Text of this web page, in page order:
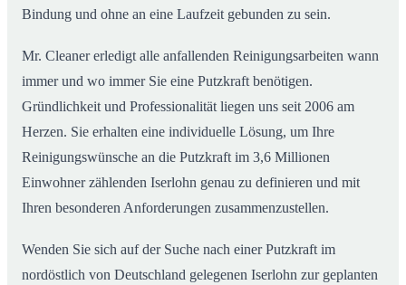
Bindung und ohne an eine Laufzeit gebunden zu sein.
Mr. Cleaner erledigt alle anfallenden Reinigungsarbeiten wann
immer und wo immer Sie eine Putzkraft benötigen.
Gründlichkeit und Professionalität liegen uns seit 2006 am
Herzen. Sie erhalten eine individuelle Lösung, um Ihre
Reinigungswünsche an die Putzkraft im 3,6 Millionen
Einwohner zählenden Iserlohn genau zu definieren und mit
Ihren besonderen Anforderungen zusammenzustellen.
Wenden Sie sich auf der Suche nach einer Putzkraft im
nordöstlich von Deutschland gelegenen Iserlohn zur geplanten